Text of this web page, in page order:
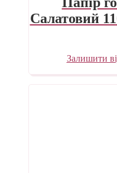
Салатовий
Залишити